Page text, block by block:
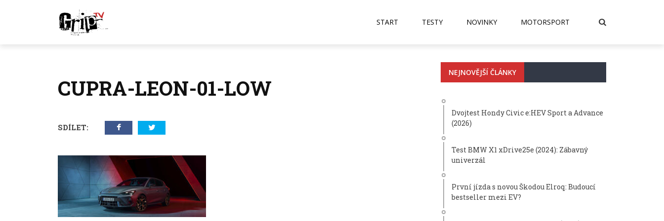
START TESTY NOVINKY MOTORSPORT
CUPRA-LEON-01-LOW
SDÍLET:
NEJNOVĚJŠÍ ČLÁNKY
Dvojtest Hondy Civic e:HEV Sport a Advance
(2026)
Test BMW X1 xDrive25e (2024): Zábavný
univerzál
První jízda s novou Škodou Elroq: Budoucí
bestseller mezi EV?